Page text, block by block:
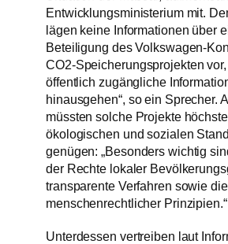
Entwicklungsministerium mit.
lägen keine Informationen über
Beteiligung des Volkswagen-
CO2-Speicherungsprojekten vor,
öffentlich zugängliche
hinausgehen“, so ein Sprecher.
müssten solche Projekte
ökologischen und sozialen
genügen: „Besonders wichtig
der Rechte lokaler
transparente Verfahren sowie
menschenrechtlicher Prinzipien.“
Unterdessen vertreiben laut